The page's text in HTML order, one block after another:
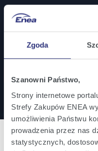
Zgoda
Szanowni Państwo,
Strony internetowe
Strefy Zakupów ENEA
umożliwienia Państwu
prowadzenia przez nas
statystycznych,
Jesteś inwestorem? Bądź
Zamów
istotnych
Zapisz się